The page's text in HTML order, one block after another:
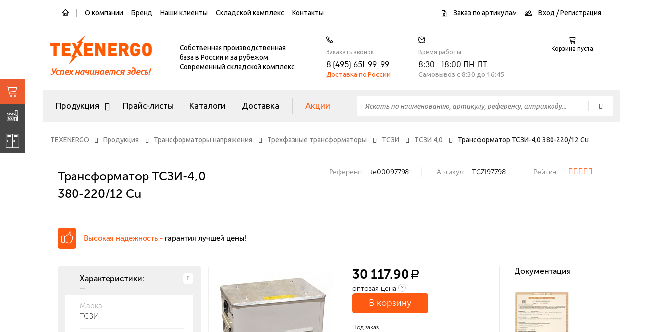
О компании Бренд Наши клиенты Складской комплекс Контакты Заказ по артикулам Вход / Регистрация
Успех начинается здесь!
Собственная производственная
база в России и за рубежом.
Современный складской комплекс.
Заказать звонок
8 (495) 651-99-99
Доставка по России
Время работы:
8:30 - 18:00 ПН-ПТ
Самовывоз c 8:30 до 16:45
Корзина пуста
Продукция Прайс-листы Каталоги Доставка Акции
TEXENERGO Продукция Трансформаторы напряжения Трехфазные трансформаторы ТСЗИ ТСЗИ 4,0 Трансформатор ТСЗИ-4,0 380-220/12 Cu
Трансформатор ТСЗИ-4,0
380-220/12 Cu
Референс: te00097798 Артикул: TCZI97798 Рейтинг:
Высокая надежность - гарантия лучшей цены!
Характеристики:
Марка
ТСЗИ
30 117.90 a
оптовая цена ?
В корзину
Под заказ
Документация